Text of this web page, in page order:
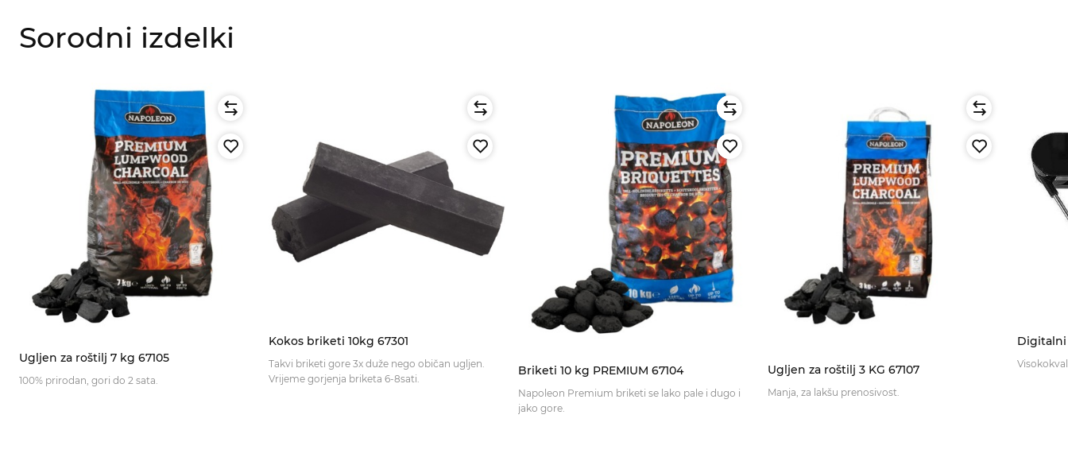
Sorodni izdelki
Ugljen za roštilj 7 kg 67105
100% prirodan, gori do 2 sata.
Kokos briketi 10kg 67301
Takvi briketi gore 3x duže nego običan ugljen.
Vrijeme gorjenja briketa 6-8sati.
Briketi 10 kg PREMIUM 67104
Napoleon Premium briketi se lako pale i dugo i
jako gore.
Ugljen za roštilj 3 KG 67107
Manja, za lakšu prenosivost.